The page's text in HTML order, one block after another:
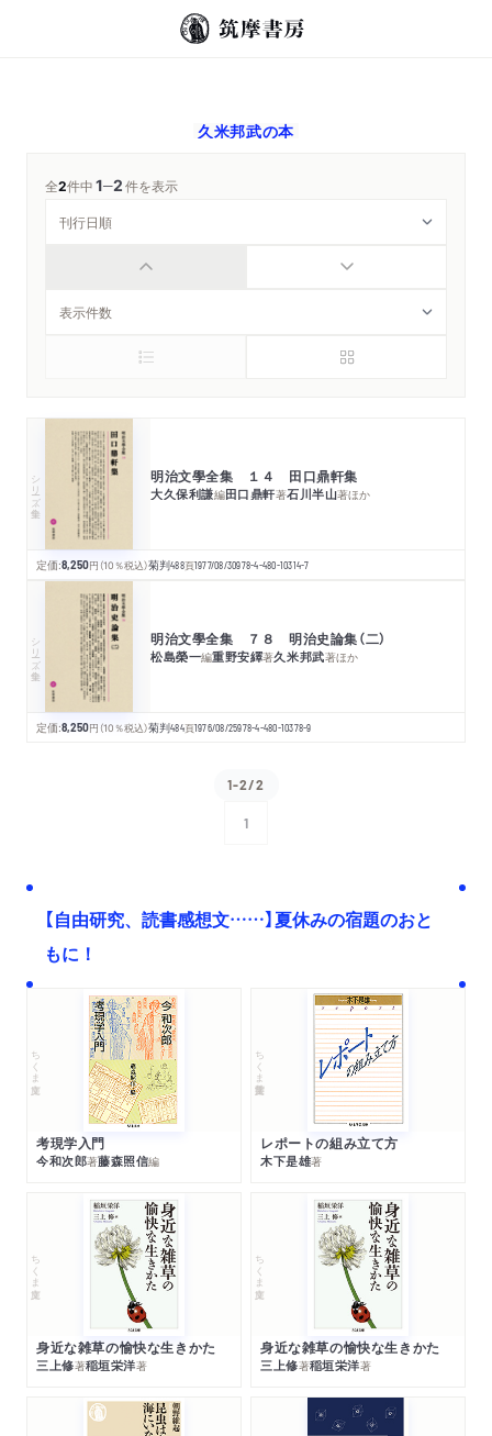
久米邦武の本
全2件中1─2件を表示
シリーズ・全集 明治文學全集 １４ 田口鼎軒集
大久保利謙編田口鼎軒著石川半山著ほか
定価:8,250円 （10％税込）菊判488頁1977/08/30978-4-480-10314-7
シリーズ・全集 明治文學全集 ７８ 明治史論集（二）
松島榮一編重野安繹著久米邦武著ほか
定価:8,250円 （10％税込）菊判484頁1976/08/25978-4-480-10378-9
1-2/2
1
【自由研究、読書感想文……】夏休みの宿題のおと
もに！
ちくま文庫
考現学入門
今和次郎著藤森照信編
ちくま学芸文庫
レポートの組み立て方
木下是雄著
ちくま文庫
身近な雑草の愉快な生きかた
三上修著稲垣栄洋著
ちくま文庫
身近な雑草の愉快な生きかた
三上修著稲垣栄洋著